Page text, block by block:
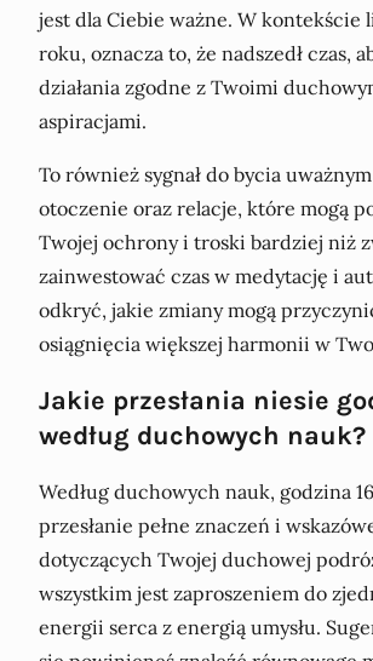
jest dla Ciebie ważne. W kontekście
roku, oznacza to, że nadszedł czas,
działania zgodne z Twoimi
aspiracjami.
To również sygnał do bycia
otoczenie oraz relacje, które mogą
Twojej ochrony i troski bardziej niż
zainwestować czas w medytację i
odkryć, jakie zmiany mogą
osiągnięcia większej harmonii w
Jakie przesłania niesie
według duchowych nauk?
Według duchowych nauk, godzina
przesłanie pełne znaczeń i
dotyczących Twojej duchowej
wszystkim jest zaproszeniem do
energii serca z energią umysłu.